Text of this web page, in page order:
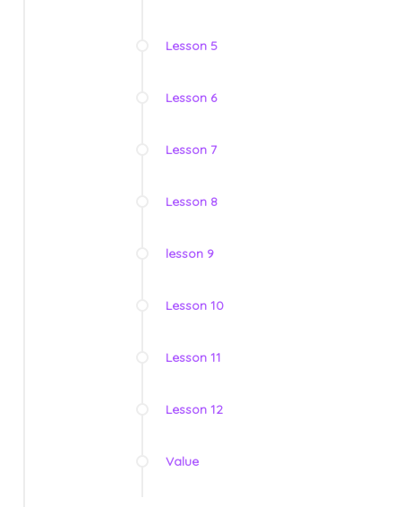
Lesson 5
Lesson 6
Lesson 7
Lesson 8
lesson 9
Lesson 10
Lesson 11
Lesson 12
Value